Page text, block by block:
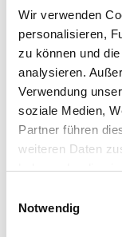
Wir verwenden
personalisieren,
zu können und
analysieren.
Verwendung
soziale Medien,
Partner führen
weiteren Daten
haben oder die
Notwendig